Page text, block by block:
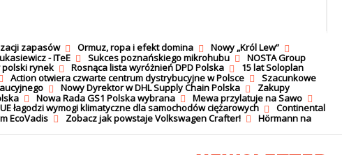
zapasów Ormuz, ropa i efekt domina
Nowy „Król Lew”
- ITeE Sukces poznańskiego mikrohubu
NOSTA Group
rynek Rosnąca lista wyróżnień DPD Polska
15 lat Soloplan
Action otwiera czwarte centrum dystrybucyjne w Polsce
Szacunkowe
Nowy Dyrektor w DHL Supply Chain Polska
Zakupy
Nowa Rada GS1 Polska wybrana
Mewa przylatuje na Sawo
UE łagodzi wymogi klimatyczne dla samochodów ciężarowych
Continental
EcoVadis Zobacz jak powstaje Volkswagen Crafter!
Hörmann na